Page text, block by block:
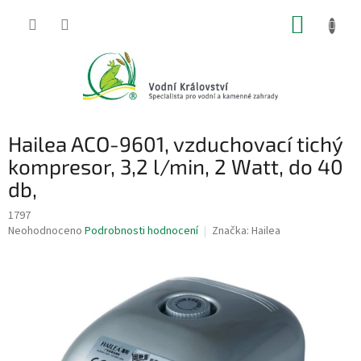
Hailea ACO-9601, vzduchovací tichý
kompresor, 3,2 l/min, 2 Watt, do 40
db,
1797
Průměrné
Neohodnoceno Podrobnosti hodnocení Značka: Hailea